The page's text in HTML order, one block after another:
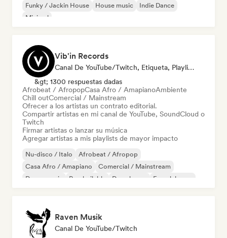
Funky / Jackin House
House music
Indie Dance
Minimal
Vib'in Records
Canal De YouTube/Twitch, Etiqueta, Playlist Curator, Editor
&gt; 1300 respuestas dadas
Afrobeat / AfropopCasa Afro / AmapianoAmbiente
Chill outComercial / Mainstream
Ofrecer a los artistas un contrato editorial.
Compartir artistas en mi canal de YouTube, SoundCloud o
Twitch
Firmar artistas o lanzar su música
Agregar artistas a mis playlists de mayor impacto
Nu-disco / Italo
Afrobeat / Afropop
Casa Afro / Amapiano
Comercial / Mainstream
Dance music
Pop bailable Deep house French house
Raven Musik
Canal De YouTube/Twitch